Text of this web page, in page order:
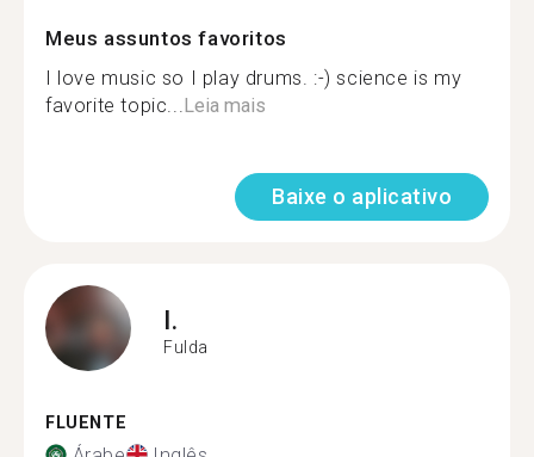
Meus assuntos favoritos
I love music so I play drums. :-) science is my
favorite topic...Leia mais
Baixe o aplicativo
I.
Fulda
FLUENTE